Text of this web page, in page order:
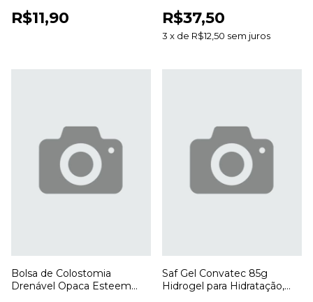
Estomias
R$11,90
Estomias
R$37,50
3 x de R$12,50 sem juros
Bolsa de Colostomia
Drenável Opaca Esteem
Saf Gel Convatec 85g
Hidrogel para Hidratação,